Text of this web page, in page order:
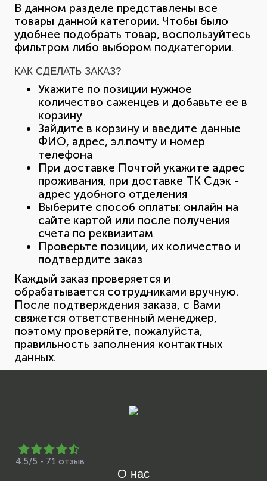
В данном разделе представлены все
товары данной категории. Чтобы было
удобнее подобрать товар, воспользуйтесь
фильтром либо выбором подкатегории.
КАК СДЕЛАТЬ ЗАКАЗ?
Укажите по позиции нужное
количество саженцев и добавьте ее в
корзину
Зайдите в корзину и введите данные
ФИО, адрес, эл.почту и номер
телефона
При доставке Почтой укажите адрес
проживания, при доставке ТК Сдэк -
адрес удобного отделения
Выберите способ оплаты: онлайн на
сайте картой или после получения
счета по реквизитам
Проверьте позиции, их количество и
подтвердите заказ
Каждый заказ проверяется и
обрабатывается сотрудниками вручную.
После подтверждения заказа, с Вами
свяжется ответственный менеджер,
поэтому проверяйте, пожалуйста,
правильность заполнения контактных
данных.
4.5/5 - 71 отзыв
О нас